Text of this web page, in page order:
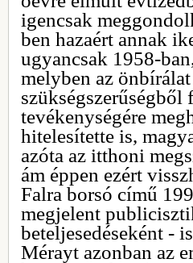
igencsak
ben hazaért annak
ugyancsak 1958-
melyben az
szükségszerűségből
tevékenységére
hitelesítette is,
azóta az itthoni
ám éppen ezért
Falra borsó című
megjelent
beteljesedéseként -
Mérayt azonban az